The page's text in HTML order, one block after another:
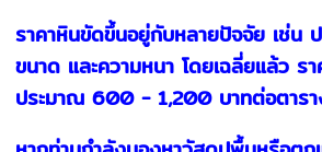
ราคาหินขัดขึ้นอยู่กับหลายปัจจัย เช่น
ขนาด และความหนา โดยเฉลี่ยแล้ว ร
ประมาณ 600 - 1,200 บาทต่อตารา